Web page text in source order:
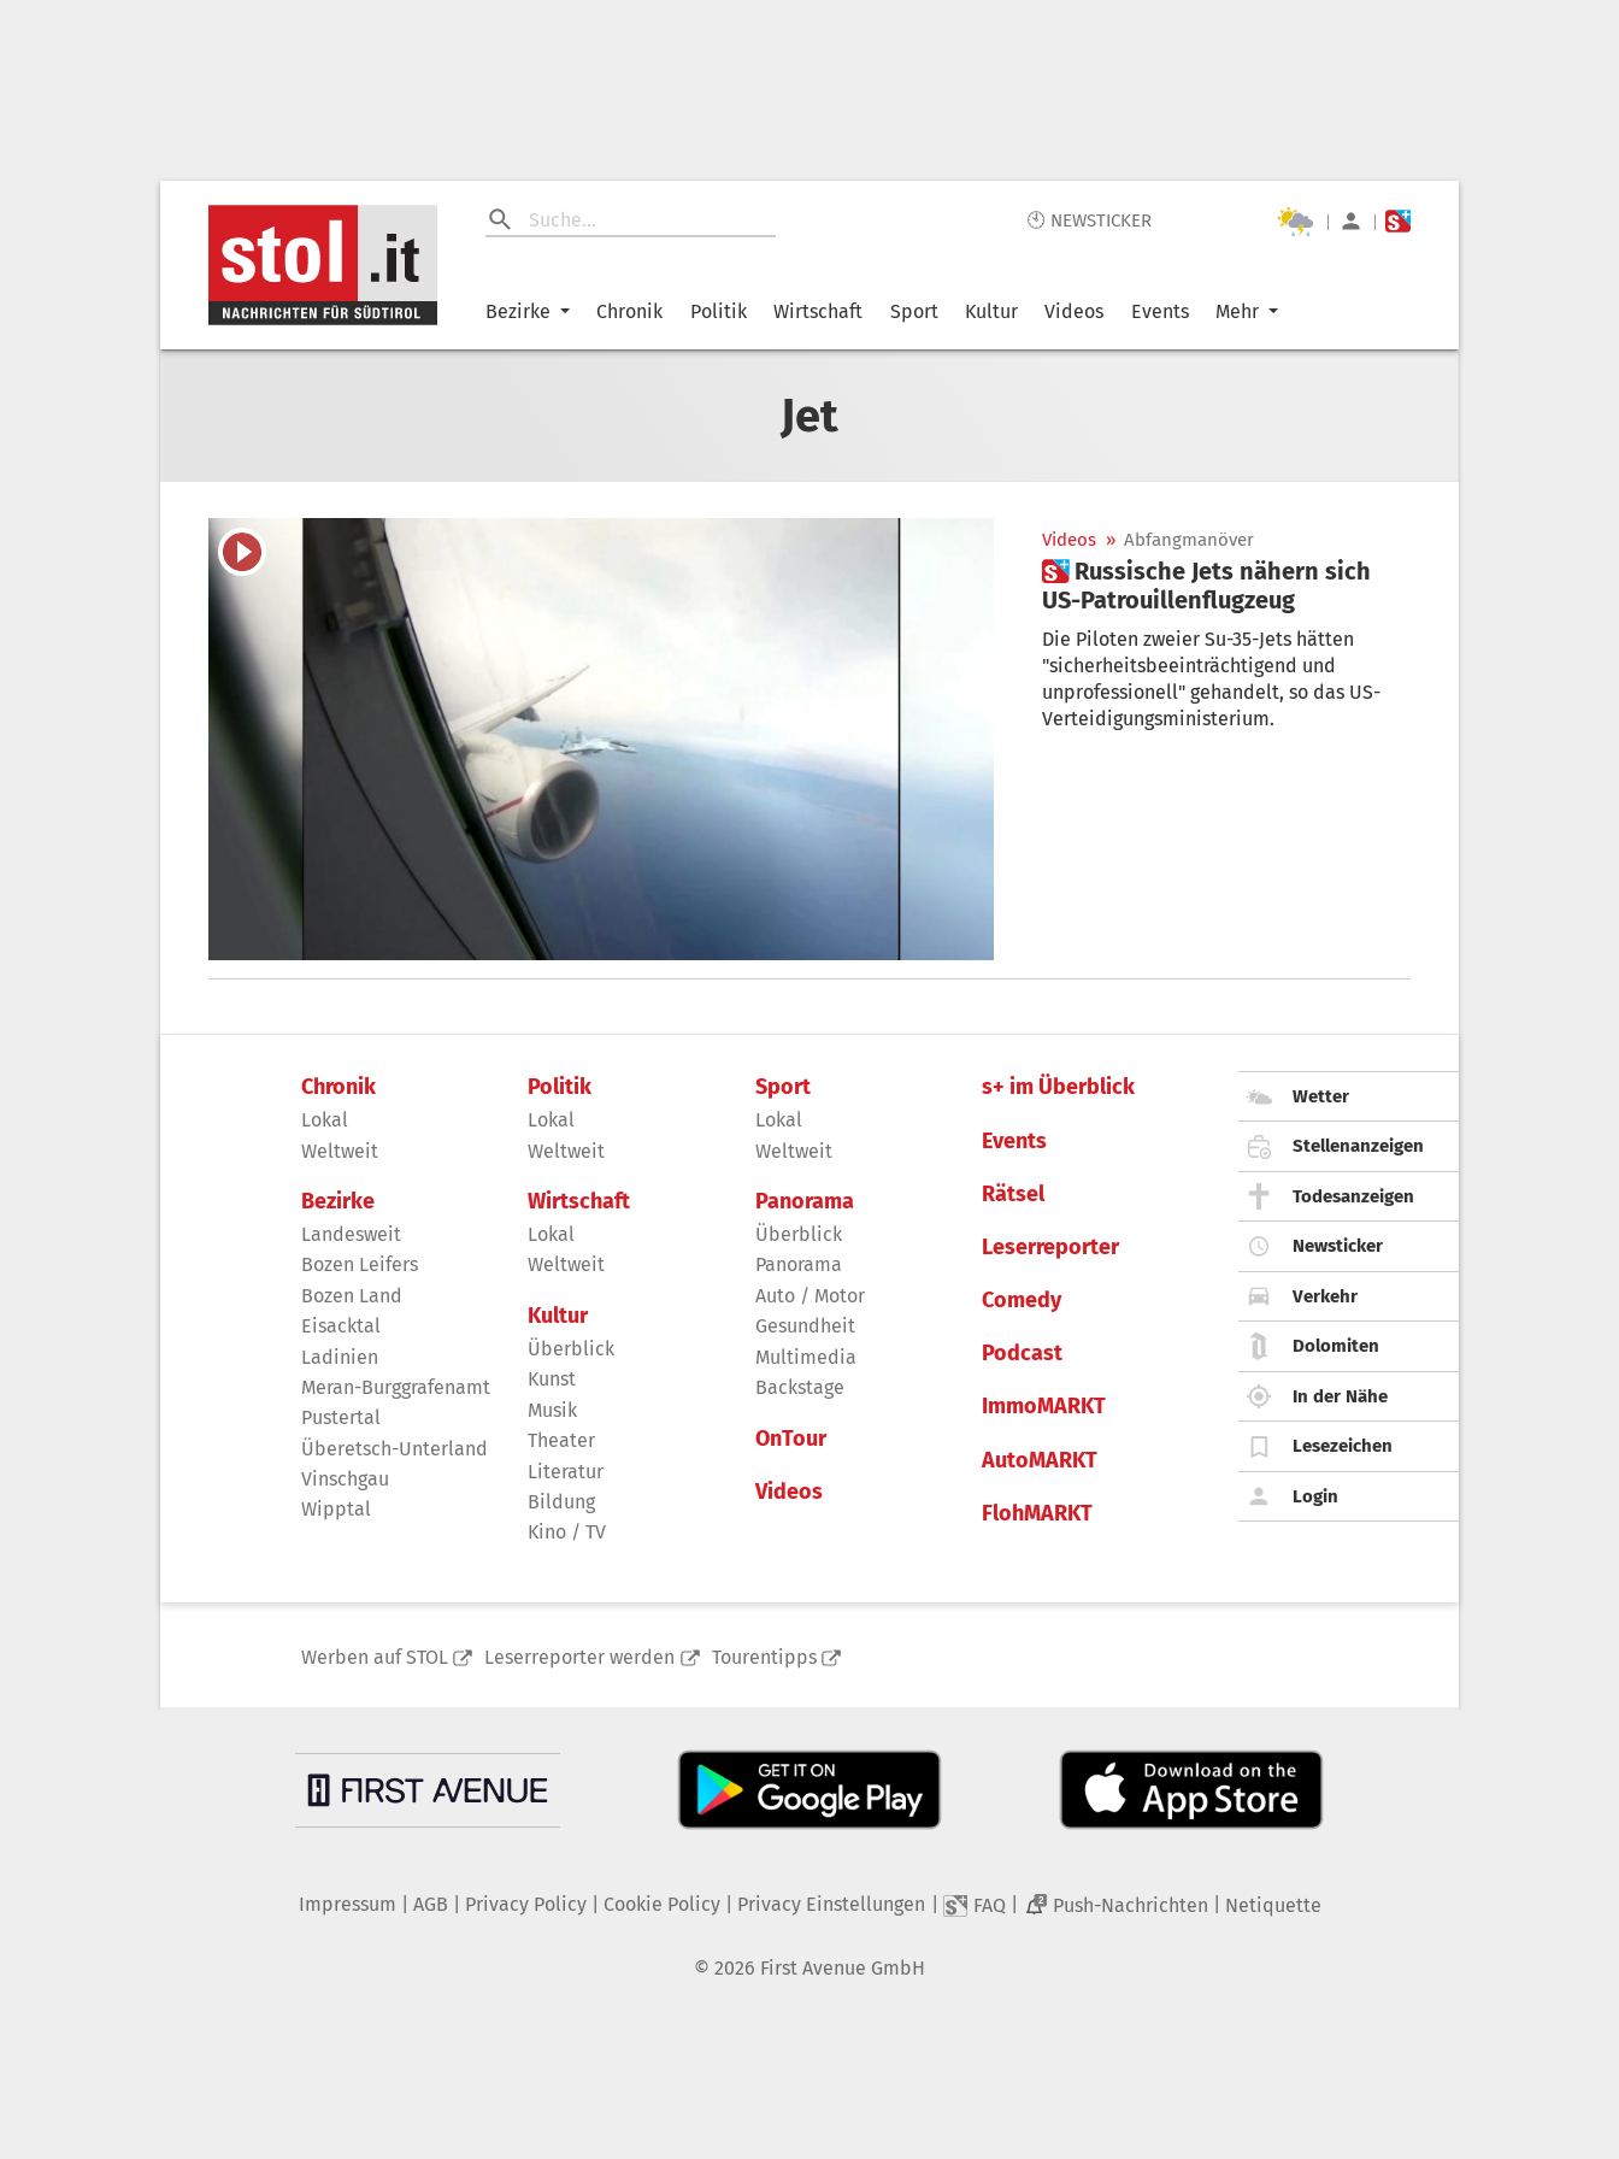
🕙 NEWSTICKER | |
Bezirke Chronik Politik Wirtschaft Sport Kultur Videos Events Mehr
Jet
Videos » Abfangmanöver
 Russische Jets nähern sich
US-Patrouillenflugzeug
Die Piloten zweier Su-35-Jets hätten
"sicherheitsbeeinträchtigend und
unprofessionell" gehandelt, so das US-
Verteidigungsministerium.
Chronik
Lokal
Weltweit
Bezirke
Landesweit
Bozen Leifers
Bozen Land
Eisacktal
Ladinien
Meran-Burggrafenamt
Pustertal
Überetsch-Unterland
Vinschgau
Wipptal
Politik
Lokal
Weltweit
Wirtschaft
Lokal
Weltweit
Kultur
Überblick
Kunst
Musik
Theater
Literatur
Bildung
Kino / TV
Sport
Lokal
Weltweit
Panorama
Überblick
Panorama
Auto / Motor
Gesundheit
Multimedia
Backstage
OnTour
Videos
s+ im Überblick
Events
Rätsel
Leserreporter
Comedy
Podcast
ImmoMARKT
AutoMARKT
FlohMARKT
Wetter
Stellenanzeigen
Todesanzeigen
Newsticker
Verkehr
Dolomiten
In der Nähe
Lesezeichen
Login
Werben auf STOL Leserreporter werden Tourentipps
Impressum AGB Privacy Policy| Cookie Policy| Privacy Einstellungen FAQ 2 Push-Nachrichten Netiquette
© 2026 First Avenue GmbH